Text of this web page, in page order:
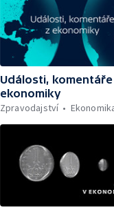
Události, komentáře
ekonomiky
Zpravodajství